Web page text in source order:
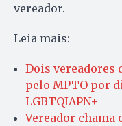
vereador.
Leia mais:
Dois vereadores
pelo MPTO por
LGBTQIAPN+
Vereador chama